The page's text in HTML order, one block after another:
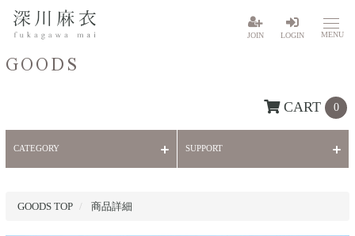
JOIN LOGIN MENU
GOODS
CART 0
CATEGORY SUPPORT
GOODS TOP 商品詳細